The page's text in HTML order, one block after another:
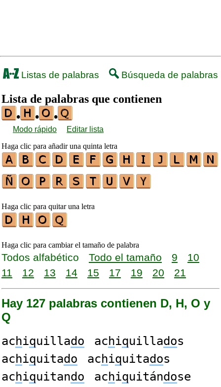
Listas de palabras Búsqueda de palabras
Lista de palabras que contienen
•
• •
Modo rápido
Editar lista
Haga clic para añadir una quinta letra
Haga clic para quitar una letra
Haga clic para cambiar el tamaño de palabra
Todos alfabético Todo el tamaño 9
10
11
12 13 14 15 17 19 20 21
Hay 127 palabras contienen D, H, O y
Q
achiquillado achiquillados
achiquitado achiquitados
achiquitando achiquitándose